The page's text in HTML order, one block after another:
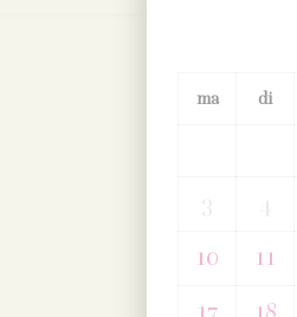
ma di
10
11